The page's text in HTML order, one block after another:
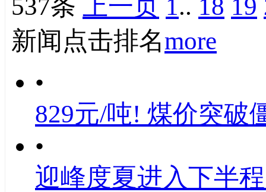
537条 上一页 1.. 18 19
新闻点击排名more
•
829元/吨! 煤价突破
•
迎峰度夏进入下半